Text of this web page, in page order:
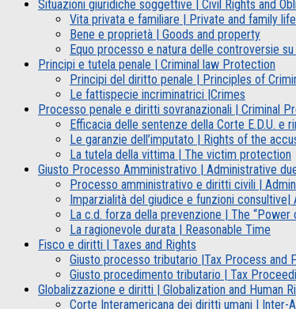
Situazioni giuridiche soggettive | Civil Rights and
Vita privata e familiare | Private and family life
Bene e proprietà | Goods and property
Equo processo e natura delle controversie
Principi e tutela penale | Criminal law Protection
Principi del diritto penale | Principles of
Le fattispecie incriminatrici |Crimes
Processo penale e diritti sovranazionali | Criminal
Efficacia delle sentenze della Corte E.D.U. e
Le garanzie dell’imputato | Rights of the
La tutela della vittima | The victim protection
Giusto Processo Amministrativo | Administrative
Processo amministrativo e diritti civili |
Imparzialità del giudice e funzioni consultive|
La c.d. forza della prevenzione | The “Power
La ragionevole durata | Reasonable Time
Fisco e diritti | Taxes and Rights
Giusto processo tributario |Tax Process and
Giusto procedimento tributario | Tax
Globalizzazione e diritti | Globalization and Human
Corte Interamericana dei diritti umani | Inter-